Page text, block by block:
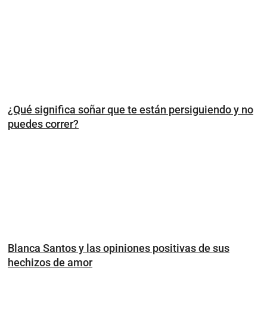
¿Qué significa soñar que te están persiguiendo y no
puedes correr?
Blanca Santos y las opiniones positivas de sus
hechizos de amor